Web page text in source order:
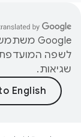
לשפה המועדפת
שגיאות.